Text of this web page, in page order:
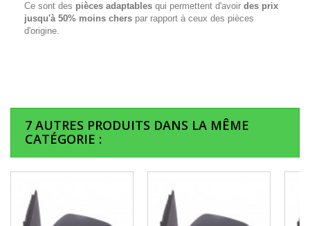
Ce sont des pièces adaptables qui permettent d'avoir des prix
jusqu'à 50% moins chers par rapport à ceux des pièces
d'origine.
7 AUTRES PRODUITS DANS LA MÊME
CATÉGORIE :